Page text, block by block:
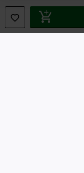
Verklaring van conformiteit